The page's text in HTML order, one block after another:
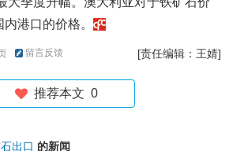
港口的价格。
留言反馈 [责任编辑：王婧]
推荐本文 0
出口 的新闻